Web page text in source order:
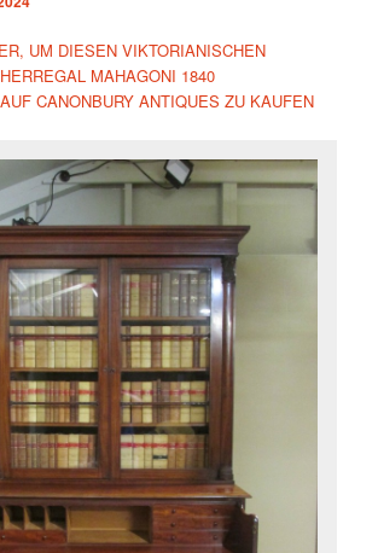
UM DIESEN VIKTORIANISCHEN
MAHAGONI 1840
CANONBURY ANTIQUES ZU KAUFEN